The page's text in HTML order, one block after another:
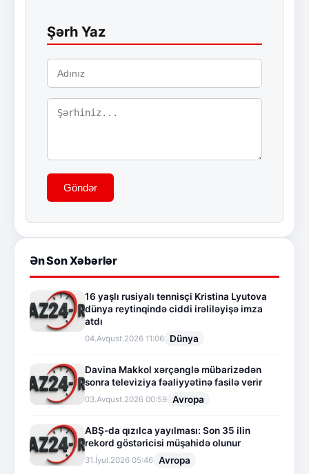
Şərh Yaz
Göndər
Ən Son Xəbərlər
16 yaşlı rusiyalı tennisçi Kristina Lyutova
dünya reytinqində ciddi irəliləyişə imza
atdı
04.Avqust.2026 11:06 Dünya
Davina Makkol xərçənglə mübarizədən
sonra televiziya fəaliyyətinə fasilə verir
03.Avqust.2026 00:59 Avropa
ABŞ-da qızılca yayılması: Son 35 ilin
rekord göstəricisi müşahidə olunur
31.İyul.2026 05:46 Avropa